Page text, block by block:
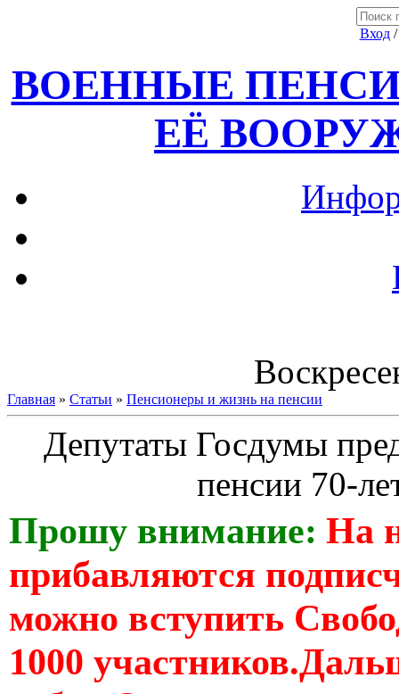
Вход
ВОЕННЫЕ
ЕЁ
Главная » Статьи » Пенсионеры и жизнь на пенсии
Депутаты Госдумы
пенсии 70-
Прошу внимание: На
прибавляются
можно вступить
1000